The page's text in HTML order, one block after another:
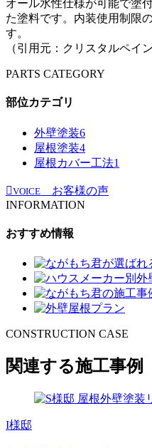
オール水性仕様が可能で塗
た塗料です。内装使用制
す。
（引用元：クリスタルペイ
PARTS CATEGORY
部位カテゴリ
外壁塗装6
屋根塗装4
屋根カバー工法1
VOICE
お客様の声
INFORMATION
おすすめ情報
CONSTRUCTION CASE
関連する施工事例
I様邸